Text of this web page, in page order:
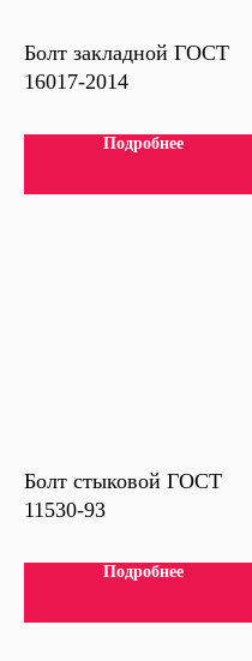
Болт закладной ГОСТ
16017-2014
Подробнее
Болт стыковой ГОСТ
11530-93
Подробнее